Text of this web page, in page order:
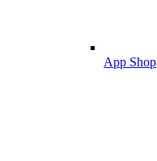
App Shop